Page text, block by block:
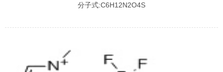
分子式:C6H12N2O4S